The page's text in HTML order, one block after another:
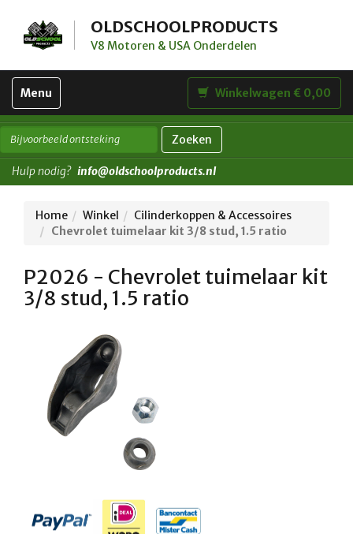
OLDSCHOOLPRODUCTS
V8 Motoren & USA Onderdelen
Toggle
navigation
Menu Winkelwagen € 0,00
Zoeken
Hulp nodig? info@oldschoolproducts.nl
Home Winkel
Cilinderkoppen & Accessoires
Chevrolet tuimelaar kit 3/8 stud, 1.5 ratio
P2026 - Chevrolet tuimelaar kit
3/8 stud, 1.5 ratio